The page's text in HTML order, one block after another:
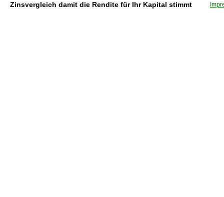
Zinsvergleich damit die Rendite für Ihr Kapital stimmt